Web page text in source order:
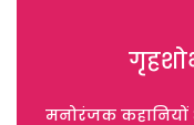
मनोरंजक